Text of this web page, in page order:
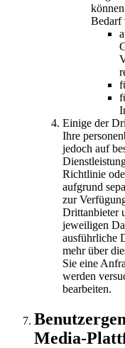
Bedarf
Einige der
Ihre
jedoch auf
Richtlinie
aufgrund
zur
Drittanbieter
jeweiligen
ausführliche
mehr über
Sie eine
werden
bearbeiten.
Media-